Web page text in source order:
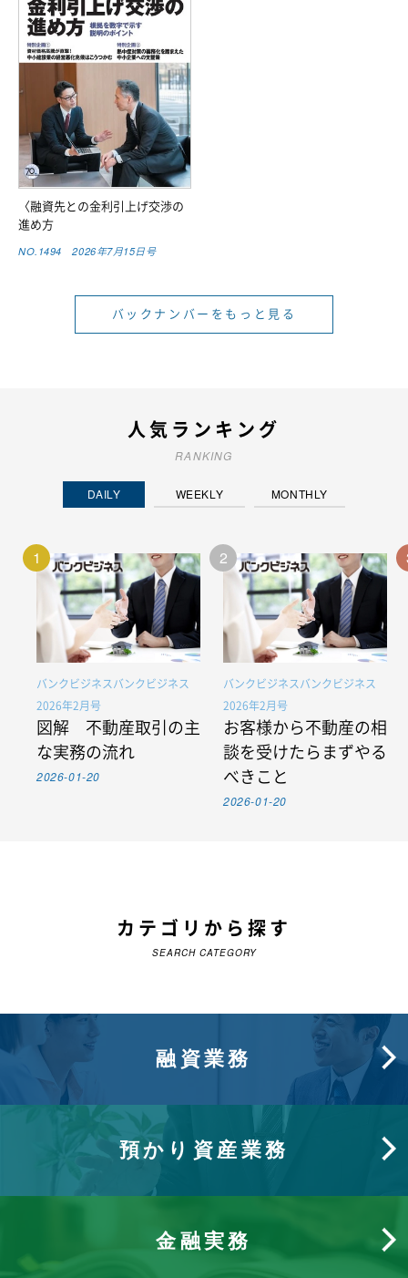
〈融資先との金利引上げ交渉の
進め方
NO.1494 2026年7月15日号
バックナンバーをもっと見る
人気ランキング
RANKING
DAILY WEEKLY MONTHLY
1
バンクビジネスバンクビジネス
2026年2月号
図解 不動産取引の主
な実務の流れ
2026-01-20
2
バンクビジネスバンクビジネス
2026年2月号
お客様から不動産の相
談を受けたらまずやる
べきこと
2026-01-20
カテゴリから探す
SEARCH CATEGORY
融資業務
預かり資産業務
金融実務